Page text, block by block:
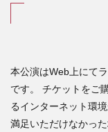
本公演はWeb上にて
です。 チケットをご
るインターネット環
満足いただけなかっ